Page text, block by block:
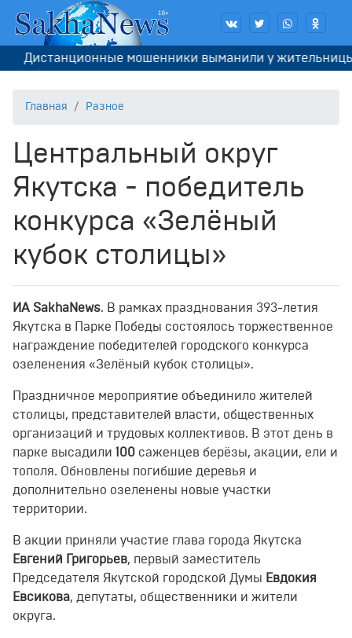
мошенники выманили у жительницы
Главная Разное
Центральный округ
Якутска - победитель
конкурса «Зелёный
кубок столицы»
ИА SakhaNews. В рамках празднования 393-летия
Якутска в Парке Победы состоялось торжественное
награждение победителей городского конкурса
озеленения «Зелёный кубок столицы».
Праздничное мероприятие объединило жителей
столицы, представителей власти, общественных
организаций и трудовых коллективов. В этот день в
парке высадили 100 саженцев берёзы, акации, ели и
тополя. Обновлены погибшие деревья и
дополнительно озеленены новые участки
территории.
В акции приняли участие глава города Якутска
Евгений Григорьев, первый заместитель
Председателя Якутской городской Думы Евдокия
Евсикова, депутаты, общественники и жители
округа.